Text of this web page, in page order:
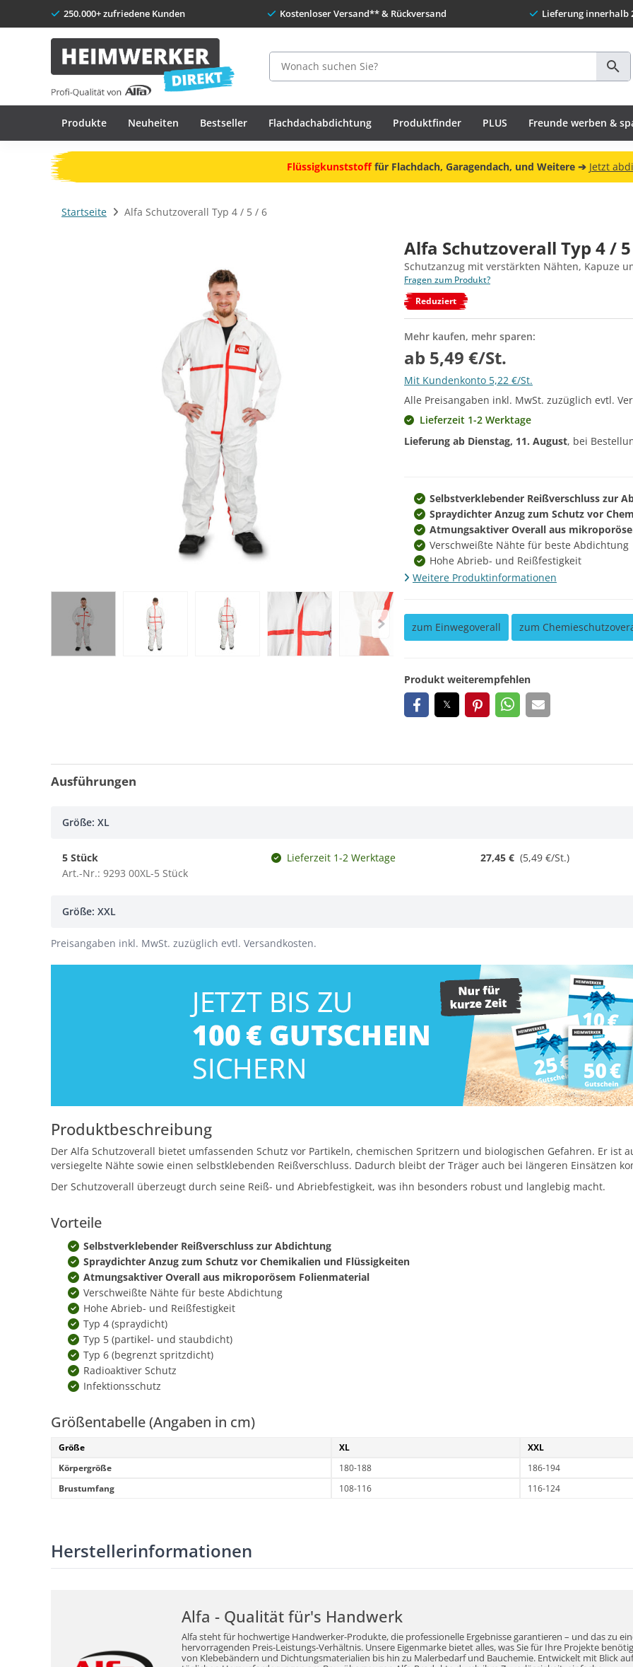
250.000+ zufriedene Kunden Kostenloser Versand** & Rückversand Lieferung innerhalb
Suche
Produkte Neuheiten Bestseller Flachdachabdichtung Produktfinder PLUS Freunde werben &
Flüssigkunststofffür Flachdach, Garagendach, und Weitere ➔ Jetzt
Startseite Alfa Schutzoverall Typ 4 / 5 / 6
Alfa Schutzoverall Typ 4 /
Schutzanzug mit verstärkten Nähten, Kapuze
Fragen zum Produkt?
Reduziert
Mehr kaufen, mehr sparen:
ab 5,49 €/St.
Mit Kundenkonto 5,22 €/St.
Alle Preisangaben inkl. MwSt. zuzüglich evtl.
Lieferzeit 1-2 Werktage
Lieferung ab Dienstag, 11. August, bei
Selbstverklebender Reißverschluss zur
Spraydichter Anzug zum Schutz vor
Atmungsaktiver Overall aus
Verschweißte Nähte für beste Abdichtung
Hohe Abrieb- und Reißfestigkeit
Weitere Produktinformationen
zum Einwegoverall zum
Produkt weiterempfehlen
Ausführungen
Größe: XL
5 Stück
Art.-Nr.: 9293 00XL-5 Stück
Lieferzeit 1-2 Werktage 27,45 € (5,49 €/St.)
Größe: XXL
Preisangaben inkl. MwSt. zuzüglich evtl. Versandkosten.
Produktbeschreibung
Der Alfa Schutzoverall bietet umfassenden Schutz vor Partikeln, chemischen Spritzern und biologischen Gefahren. Er ist
versiegelte Nähte sowie einen selbstklebenden Reißverschluss. Dadurch bleibt der Träger auch bei längeren Einsätzen
Der Schutzoverall überzeugt durch seine Reiß- und Abriebfestigkeit, was ihn besonders robust und langlebig macht.
Vorteile
Selbstverklebender Reißverschluss zur Abdichtung
Spraydichter Anzug zum Schutz vor Chemikalien und Flüssigkeiten
Atmungsaktiver Overall aus mikroporösem Folienmaterial
Verschweißte Nähte für beste Abdichtung
Hohe Abrieb- und Reißfestigkeit
Typ 4 (spraydicht)
Typ 5 (partikel- und staubdicht)
Typ 6 (begrenzt spritzdicht)
Radioaktiver Schutz
Infektionsschutz
Größentabelle (Angaben in cm)
Größe XL XXL
Körpergröße
180-188 186-194
Brustumfang
108-116 116-124
Herstellerinformationen
Alfa - Qualität für's Handwerk
Alfa steht für hochwertige Handwerker-Produkte, die professionelle Ergebnisse garantieren – und das zu
hervorragenden Preis-Leistungs-Verhältnis. Unsere Eigenmarke bietet alles, was Sie für Ihre Projekte
von Klebebändern und Dichtungsmaterialien bis hin zu Malerbedarf und Bauchemie. Entwickelt mit Blick